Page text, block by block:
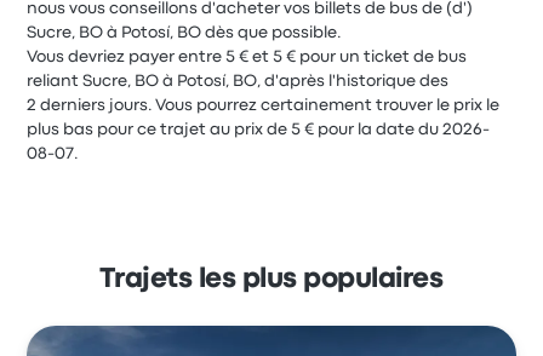
nous vous conseillons d'acheter vos billets de bus de (d')
Sucre, BO à Potosí, BO dès que possible.
Vous devriez payer entre 5 € et 5 € pour un ticket de bus
reliant Sucre, BO à Potosí, BO, d'après l'historique des
2 derniers jours. Vous pourrez certainement trouver le prix le
plus bas pour ce trajet au prix de 5 € pour la date du 2026-
08-07.
Trajets les plus populaires